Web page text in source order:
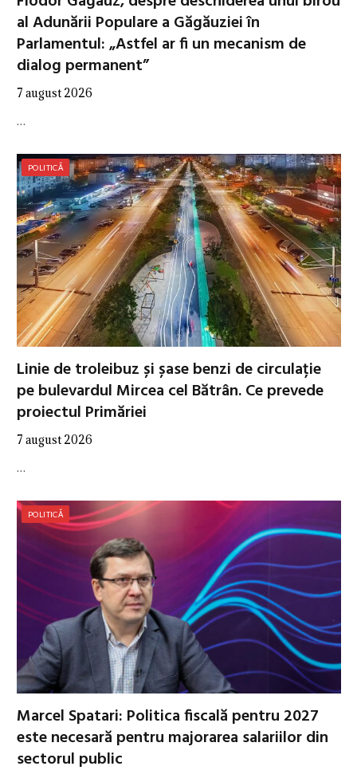
al Adunării Populare a Găgăuziei în
Parlamentul: „Astfel ar fi un mecanism de
dialog permanent”
7 august 2026
…
POLITICĂ
Linie de troleibuz și șase benzi de circulație
pe bulevardul Mircea cel Bătrân. Ce prevede
proiectul Primăriei
7 august 2026
…
POLITICĂ
Marcel Spatari: Politica fiscală pentru 2027
este necesară pentru majorarea salariilor din
sectorul public